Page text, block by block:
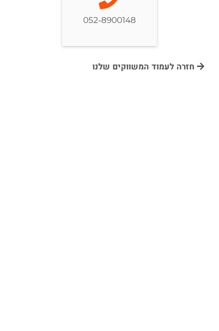
052-8900148
חזרה לעמוד המשווקים שלנו